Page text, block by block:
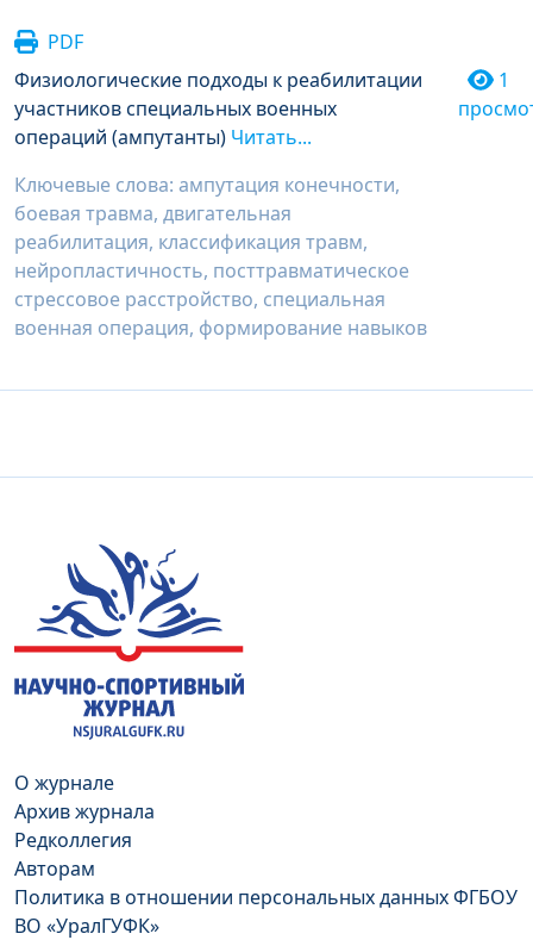
PDF
Физиологические подходы к реабилитации
участников специальных военных
операций (ампутанты) Читать...
Ключевые слова: ампутация конечности,
боевая травма, двигательная
реабилитация, классификация травм,
нейропластичность, посттравматическое
стрессовое расстройство, специальная
военная операция, формирование навыков
1
О журнале
Архив журнала
Редколлегия
Авторам
Политика в отношении персональных данных ФГБОУ
ВО «УралГУФК»